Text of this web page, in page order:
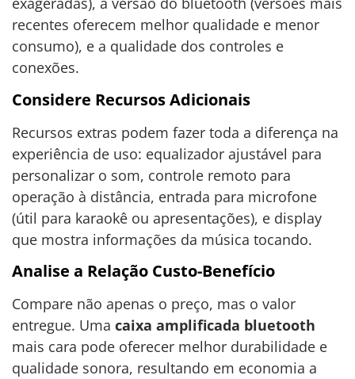
recentes oferecem melhor qualidade e menor
consumo), e a qualidade dos controles e
conexões.
Considere Recursos Adicionais
Recursos extras podem fazer toda a diferença na
experiência de uso: equalizador ajustável para
personalizar o som, controle remoto para
operação à distância, entrada para microfone
(útil para karaokê ou apresentações), e display
que mostra informações da música tocando.
Analise a Relação Custo-Benefício
Compare não apenas o preço, mas o valor
entregue. Uma caixa amplificada bluetooth
mais cara pode oferecer melhor durabilidade e
qualidade sonora, resultando em economia a